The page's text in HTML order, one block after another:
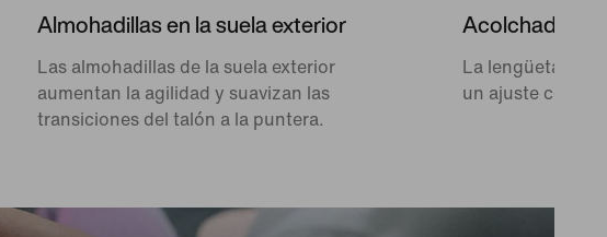
Almohadillas en la suela exterior
Las almohadillas de la suela exterior
aumentan la agilidad y suavizan las
transiciones del talón a la puntera.
Acolchado
La lengüeta y el
un ajuste ceñido